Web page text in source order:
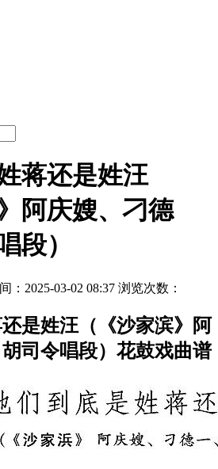
蒋还是姓汪
阿庆嫂、刁德
段）
：2025-03-02 08:37 浏览次数：
是姓汪（《沙家滨》阿
司令唱段）花鼓戏曲谱